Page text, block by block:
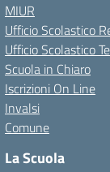
MIUR
Ufficio Scolastico
Ufficio Scolastico
Scuola in Chiaro
Iscrizioni On Line
Invalsi
Comune
La Scuola